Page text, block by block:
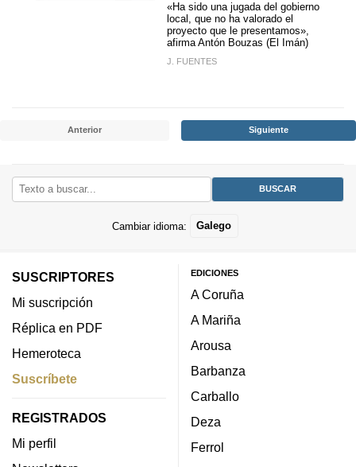
«Ha sido una jugada del gobierno
local, que no ha valorado el
proyecto que le presentamos»,
afirma Antón Bouzas (El Imán)
J. FUENTES
Anterior Siguiente
Cambiar idioma: Galego
SUSCRIPTORES
Mi suscripción
Réplica en PDF
Hemeroteca
Suscríbete
REGISTRADOS
Mi perfil
EDICIONES
A Coruña
A Mariña
Arousa
Barbanza
Carballo
Deza
Ferrol